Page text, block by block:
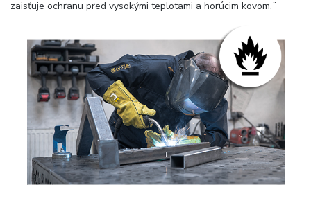
zaisťuje ochranu pred vysokými teplotami a horúcim kovom.¨